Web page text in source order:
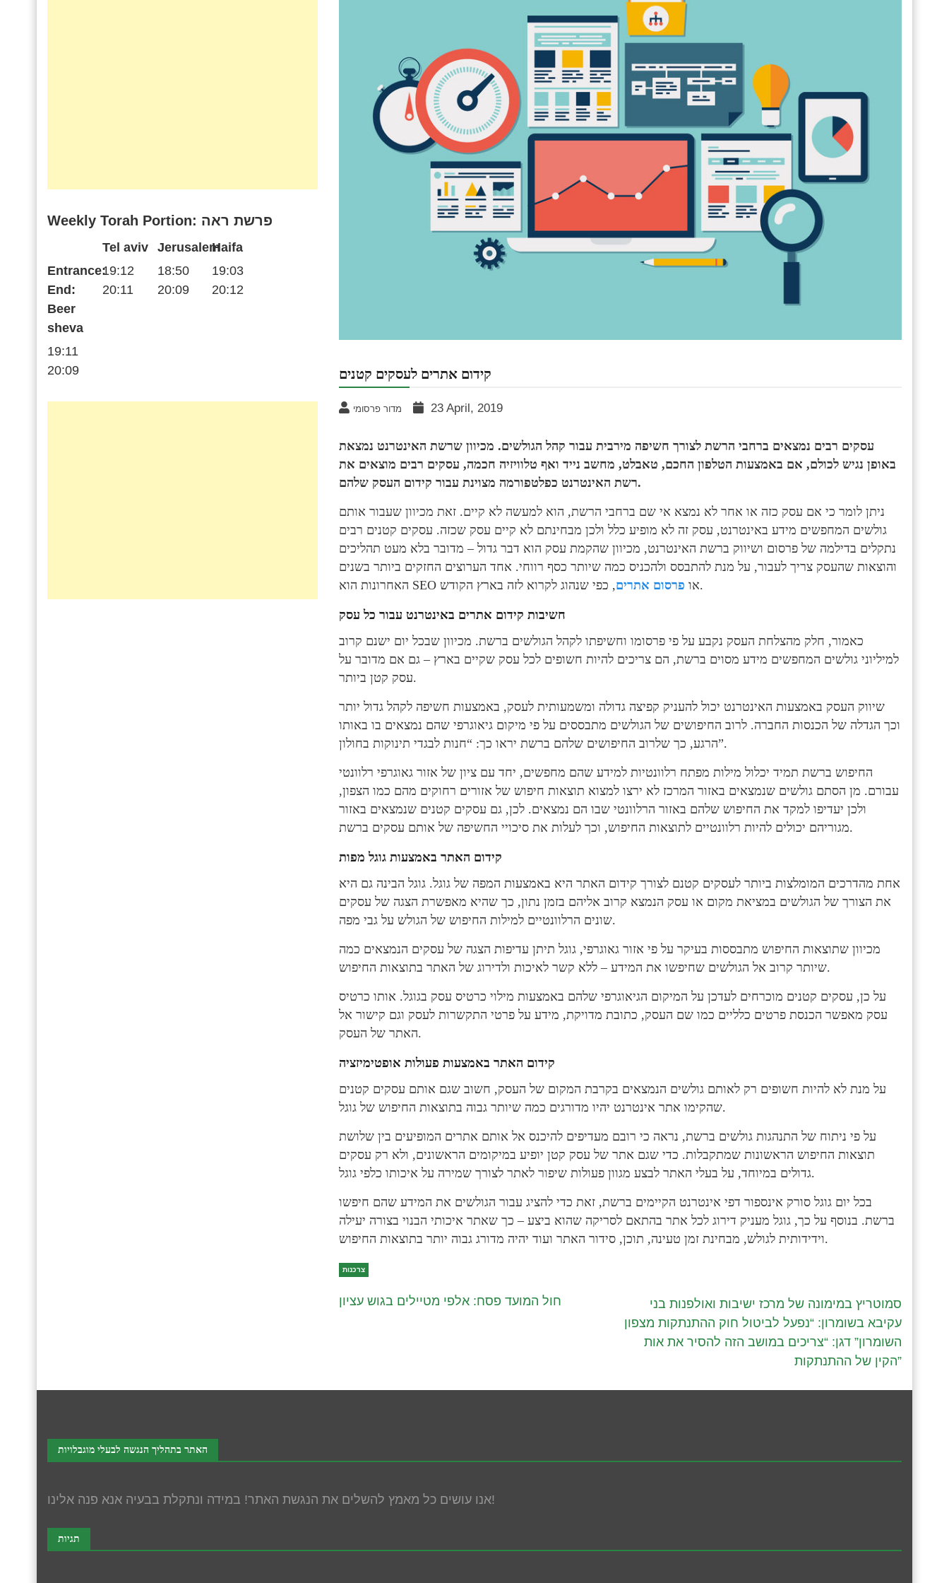
קידום אתרים לעסקים קטנים
מדור פרסומי 23 April, 2019
עסקים רבים נמצאים ברחבי הרשת לצורך חשיפה מירבית עבור קהל הגולשים. מכיוון שרשת האינטרנט נמצאת
באופן נגיש לכולם, אם באמצעות הטלפון החכם, טאבלט, מחשב נייד ואף טלוויזיה חכמה, עסקים רבים מוצאים את
רשת האינטרנט כפלטפורמה מצוינת עבור קידום העסק שלהם.
ניתן לומר כי אם עסק כזה או אחר לא נמצא אי שם ברחבי הרשת, הוא למעשה לא קיים. זאת מכיוון שעבור אותם
גולשים המחפשים מידע באינטרנט, עסק זה לא מופיע כלל ולכן מבחינתם לא קיים עסק שכזה. עסקים קטנים רבים
נתקלים בדילמה של פרסום ושיווק ברשת האינטרנט, מכיוון שהקמת עסק הוא דבר גדול – מדובר בלא מעט תהליכים
והוצאות שהעסק צריך לעבור, על מנת להתבסס ולהכניס כמה שיותר כסף רווחי. אחד הערוצים החזקים ביותר בשנים
האחרונות הוא SEO או פרסום אתרים , כפי שנהוג לקרוא לזה בארץ הקודש.
חשיבות קידום אתרים באינטרנט עבור כל עסק
כאמור, חלק מהצלחת העסק נקבע על פי פרסומו וחשיפתו לקהל הגולשים ברשת. מכיוון שבכל יום ישנם קרוב
למיליוני גולשים המחפשים מידע מסוים ברשת, הם צריכים להיות חשופים לכל עסק שקיים בארץ – גם אם מדובר על
עסק קטן ביותר.
שיווק העסק באמצעות האינטרנט יכול להעניק קפיצה גדולה ומשמעותית לעסק, באמצעות חשיפה לקהל גדול יותר
וכך הגדלה של הכנסות החברה. לרוב החיפושים של הגולשים מתבססים על פי מיקום גיאוגרפי שהם נמצאים בו באותו
הרגע, כך שלרוב החיפושים שלהם ברשת יראו כך: “חנות לבגדי תינוקות בחולון”.
החיפוש ברשת תמיד יכלול מילות מפתח רלוונטיות למידע שהם מחפשים, יחד עם ציון של אזור גאוגרפי רלוונטי
עבורם. מן הסתם גולשים שנמצאים באזור המרכז לא ירצו למצוא תוצאות חיפוש של אזורים רחוקים מהם כמו הצפון,
ולכן יעדיפו למקד את החיפוש שלהם באזור הרלוונטי שבו הם נמצאים. לכן, גם עסקים קטנים שנמצאים באזור
מגוריהם יכולים להיות רלוונטיים לתוצאות החיפוש, וכך לעלות את סיכויי החשיפה של אותם עסקים ברשת.
קידום האתר באמצעות גוגל מפות
אחת מהדרכים המומלצות ביותר לעסקים קטנם לצורך קידום האתר היא באמצעות המפה של גוגל. גוגל הבינה גם היא
את הצורך של הגולשים במציאת מקום או עסק הנמצא קרוב אליהם בזמן נתון, כך שהיא מאפשרת הצגה של עסקים
שונים הרלוונטיים למילות החיפוש של הגולש על גבי מפה.
מכיוון שתוצאות החיפוש מתבססות בעיקר על פי אזור גאוגרפי, גוגל תיתן עדיפות הצגה של עסקים הנמצאים כמה
שיותר קרוב אל הגולשים שחיפשו את המידע – ללא קשר לאיכות ולדירוג של האתר בתוצאות החיפוש.
על כן, עסקים קטנים מוכרחים לעדכן על המיקום הגיאוגרפי שלהם באמצעות מילוי כרטיס עסק בגוגל. אותו כרטיס
עסק מאפשר הכנסת פרטים כלליים כמו שם העסק, כתובת מדויקת, מידע על פרטי התקשרות לעסק וגם קישור אל
האתר של העסק.
קידום האתר באמצעות פעולות אופטימיזציה
על מנת לא להיות חשופים רק לאותם גולשים הנמצאים בקרבת המקום של העסק, חשוב שגם אותם עסקים קטנים
שהקימו אתר אינטרנט יהיו מדורגים כמה שיותר גבוה בתוצאות החיפוש של גוגל.
על פי ניתוח של התנהגות גולשים ברשת, נראה כי רובם מעדיפים להיכנס אל אותם אתרים המופיעים בין שלושת
תוצאות החיפוש הראשונות שמתקבלות. כדי שגם אתר של עסק קטן יופיע במיקומים הראשונים, ולא רק עסקים
גדולים במיוחד, על בעלי האתר לבצע מגוון פעולות שיפור לאתר לצורך שמירה על איכותו כלפי גוגל.
בכל יום גוגל סורק אינספור דפי אינטרנט הקיימים ברשת, זאת כדי להציג עבור הגולשים את המידע שהם חיפשו
ברשת. בנוסף על כך, גוגל מעניק דירוג לכל אתר בהתאם לסריקה שהוא ביצע – כך שאתר איכותי הבנוי בצורה יעילה
וידידותית לגולש, מבחינת זמן טעינה, תוכן, סידור האתר ועוד יהיה מדורג גבוה יותר בתוצאות החיפוש.
צרכנות
חול המועד פסח: אלפי מטיילים בגוש עציון
סמוטריץ במימונה של מרכז ישיבות ואולפנות בני
עקיבא בשומרון: “נפעל לביטול חוק ההתנתקות מצפון
השומרון” דגן: “צריכים במושב הזה להסיר את אות
הקין של ההתנתקות”
Weekly Torah Portion: פרשת ראה
Entrance:
End:
Tel aviv
19:12
20:11
Jerusalem
18:50
20:09
Haifa
19:03
20:12
Beer
sheva
19:11
20:09
האתר בתהליך הנגשה לבעלי מוגבלויות
אנו עושים כל מאמץ להשלים את הנגשת האתר! במידה ונתקלת בבעיה אנא פנה אלינו!
תגיות